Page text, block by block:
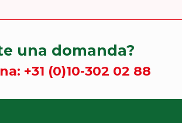
una domanda?
+31 (0)10-302 02 88